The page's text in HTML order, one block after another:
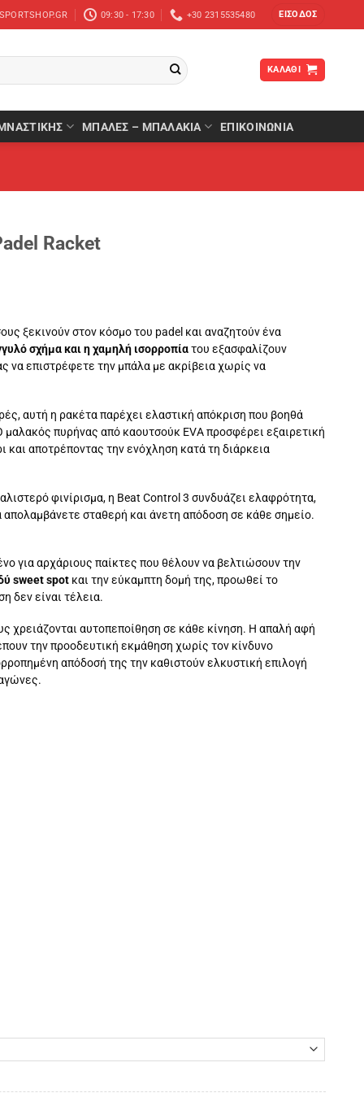
09:30 - 17:30 +30 2315535480 ΕΊΣΟΔΟΣ
ΚΑΛΆΘΙ
ΜΠΆΛΕΣ – ΜΠΑΛΆΚΙΑ ΕΠΙΚΟΙΝΩΝΙΑ
Racket
ξεκινούν στον κόσμο του padel και αναζητούν ένα
σχήμα και η χαμηλή ισορροπίατου εξασφαλίζουν
να επιστρέφετε την μπάλα με ακρίβεια χωρίς να
αυτή η ρακέτα παρέχει ελαστική απόκριση που βοηθά
πυρήνας από καουτσούκ EVA προσφέρει εξαιρετική
αποτρέποντας την ενόχληση κατά τη διάρκεια
φινίρισμα, η Beat Control 3 συνδυάζει ελαφρότητα,
απολαμβάνετε σταθερή και άνετη απόδοση σε κάθε σημείο.
για αρχάριους παίκτες που θέλουν να βελτιώσουν την
sweet spot και την εύκαμπτη δομή της, προωθεί το
δεν είναι τέλεια.
χρειάζονται αυτοπεποίθηση σε κάθε κίνηση. Η απαλή αφή
την προοδευτική εκμάθηση χωρίς τον κίνδυνο
απόδοσή της την καθιστούν ελκυστική επιλογή